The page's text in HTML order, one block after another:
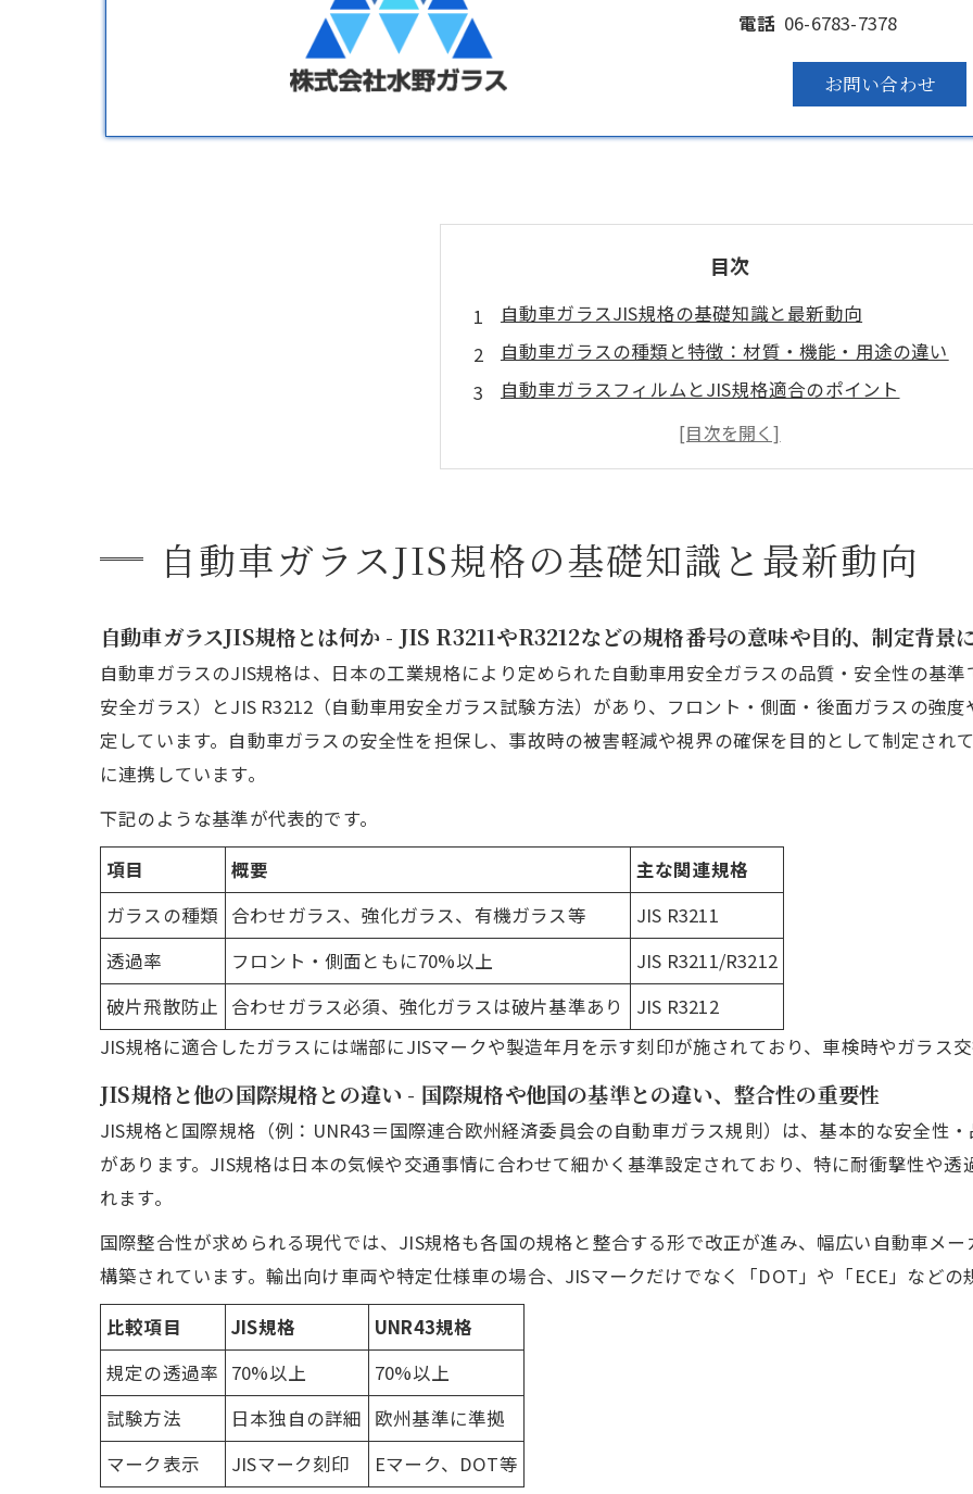
電話 06-6783-7378
お問い合わせ
目次
自動車ガラスJIS規格の基礎知識と最新動向
自動車ガラスの種類と特徴：材質・機能・用途の違い
自動車ガラスフィルムとJIS規格適合のポイント
フロントガラス・側面ガラスの保安基準と検査基準の実際
会社概要
自動車ガラスJIS規格の基礎知識と最新動向
自動車ガラスJIS規格とは何か - JIS R3211やR3212などの規格番号の意味や目的、制定背景
自動車ガラスのJIS規格は、日本の工業規格により定められた自動車用安全ガラスの品質・安全性の基
安全ガラス）とJIS R3212（自動車用安全ガラス試験方法）があり、フロント・側面・後面ガラスの強
定しています。自動車ガラスの安全性を担保し、事故時の被害軽減や視界の確保を目的として制定され
に連携しています。
下記のような基準が代表的です。
項目
概要
主な関連規格
ガラスの種類 合わせガラス、強化ガラス、有機ガラス等
JIS R3211
透過率
フロント・側面ともに70%以上
JIS R3211/R3212
破片飛散防止 合わせガラス必須、強化ガラスは破片基準あり
JIS R3212
JIS規格に適合したガラスには端部にJISマークや製造年月を示す刻印が施されており、車検時やガラス
JIS規格と他の国際規格との違い - 国際規格や他国の基準との違い、整合性の重要性
JIS規格と国際規格（例：UNR43＝国際連合欧州経済委員会の自動車ガラス規則）は、基本的な安全性
があります。JIS規格は日本の気候や交通事情に合わせて細かく基準設定されており、特に耐衝撃性や
れます。
国際整合性が求められる現代では、JIS規格も各国の規格と整合する形で改正が進み、幅広い自動車メ
構築されています。輸出向け車両や特定仕様車の場合、JISマークだけでなく「DOT」や「ECE」などの
比較項目
JIS規格
UNR43規格
規定の透過率 70%以上
70%以上
試験方法
日本独自の詳細 欧州基準に準拠
マーク表示
JISマーク刻印
Eマーク、DOT等